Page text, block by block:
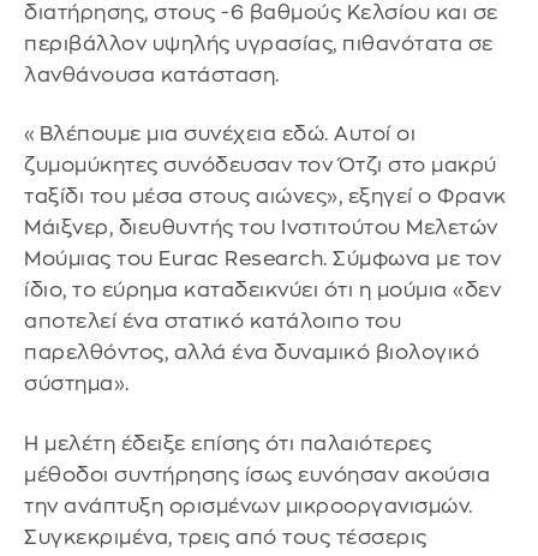
διατήρησης, στους -6 βαθμούς Κελσίου και σε
περιβάλλον υψηλής υγρασίας, πιθανότατα σε
λανθάνουσα κατάσταση.
«Βλέπουμε μια συνέχεια εδώ. Αυτοί οι
ζυμομύκητες συνόδευσαν τον Ότζι στο μακρύ
ταξίδι του μέσα στους αιώνες», εξηγεί ο Φρανκ
Μάιξνερ, διευθυντής του Ινστιτούτου Μελετών
Μούμιας του Eurac Research. Σύμφωνα με τον
ίδιο, το εύρημα καταδεικνύει ότι η μούμια «δεν
αποτελεί ένα στατικό κατάλοιπο του
παρελθόντος, αλλά ένα δυναμικό βιολογικό
σύστημα».
Η μελέτη έδειξε επίσης ότι παλαιότερες
μέθοδοι συντήρησης ίσως ευνόησαν ακούσια
την ανάπτυξη ορισμένων μικροοργανισμών.
Συγκεκριμένα, τρεις από τους τέσσερις